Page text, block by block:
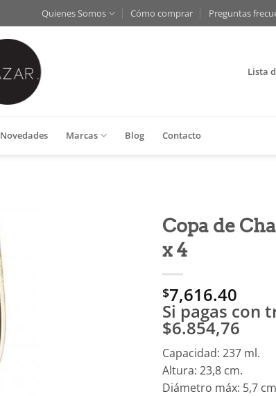
Quienes Somos Cómo comprar Preguntas
Lista
Novedades Marcas Blog Contacto
Copa de
x 4
$7,616.40
Si pagas con
$6.854,76
Capacidad: 237 ml.
Altura: 23,8 cm.
Diámetro máx: 5,7